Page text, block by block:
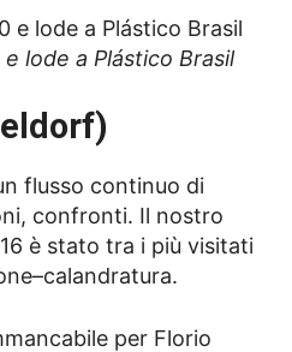
lode a Plástico Brasil
flusso continuo di
confronti. Il nostro
è stato tra i più visitati
per Florio